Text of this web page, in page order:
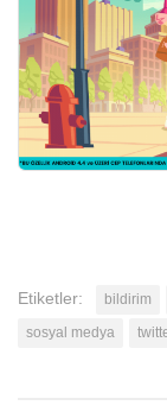
Etiketler: bildirim
sosyal medya